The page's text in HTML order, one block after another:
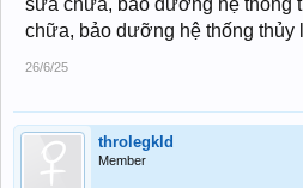
sửa chữa, bảo dưỡng hệ thống
chữa, bảo dưỡng hệ thống thủy
26/6/25
throlegkld
Member